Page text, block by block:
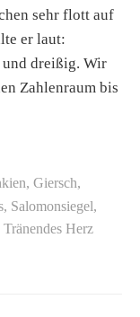
sehr flott auf
er laut:
dreißig. Wir
Zahlenraum bis
, Giersch,
, Salomonsiegel,
Tränendes Herz